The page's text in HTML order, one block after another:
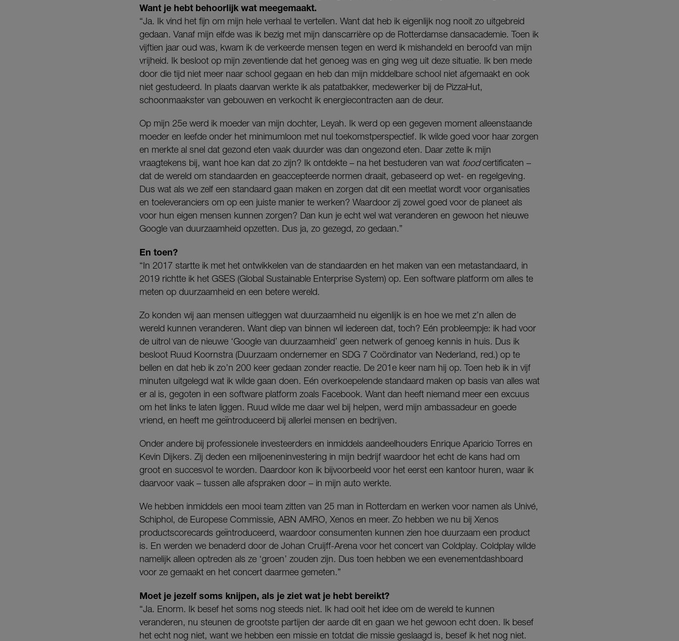
Want je hebt behoorlijk wat meegemaakt.
“Ja. Ik vind het fijn om mijn hele verhaal te vertellen. Want dat heb ik eigenlijk nog nooit zo uitgebreid
gedaan. Vanaf mijn elfde was ik bezig met mijn danscarrière op de Rotterdamse dansacademie. Toen ik
vijftien jaar oud was, kwam ik de verkeerde mensen tegen en werd ik mishandeld en beroofd van mijn
vrijheid. Ik besloot op mijn zeventiende dat het genoeg was en ging weg uit deze situatie. Ik ben mede
door die tijd niet meer naar school gegaan en heb dan mijn middelbare school niet afgemaakt en ook
niet gestudeerd. In plaats daarvan werkte ik als patatbakker, medewerker bij de PizzaHut,
schoonmaakster van gebouwen en verkocht ik energiecontracten aan de deur.
Op mijn 25e werd ik moeder van mijn dochter, Leyah. Ik werd op een gegeven moment alleenstaande
moeder en leefde onder het minimumloon met nul toekomstperspectief. Ik wilde goed voor haar zorgen
en merkte al snel dat gezond eten vaak duurder was dan ongezond eten. Daar zette ik mijn
vraagtekens bij, want hoe kan dat zo zijn? Ik ontdekte – na het bestuderen van wat foodcertificaten –
dat de wereld om standaarden en geaccepteerde normen draait, gebaseerd op wet- en regelgeving.
Dus wat als we zelf een standaard gaan maken en zorgen dat dit een meetlat wordt voor organisaties
en toeleveranciers om op een juiste manier te werken? Waardoor zij zowel goed voor de planeet als
voor hun eigen mensen kunnen zorgen? Dan kun je echt wel wat veranderen en gewoon het nieuwe
Google van duurzaamheid opzetten. Dus ja, zo gezegd, zo gedaan.”
En toen?
“In 2017 startte ik met het ontwikkelen van de standaarden en het maken van een metastandaard, in
2019 richtte ik het GSES (Global Sustainable Enterprise System) op. Een software platform om alles te
meten op duurzaamheid en een betere wereld.
Zo konden wij aan mensen uitleggen wat duurzaamheid nu eigenlijk is en hoe we met z’n allen de
wereld kunnen veranderen. Want diep van binnen wil iedereen dat, toch? Eén probleempje: ik had voor
de uitrol van de nieuwe ‘Google van duurzaamheid’ geen netwerk of genoeg kennis in huis. Dus ik
besloot Ruud Koornstra (Duurzaam ondernemer en SDG 7 Coördinator van Nederland, red.) op te
bellen en dat heb ik zo’n 200 keer gedaan zonder reactie. De 201e keer nam hij op. Toen heb ik in vijf
minuten uitgelegd wat ik wilde gaan doen. Eén overkoepelende standaard maken op basis van alles wat
er al is, gegoten in een software platform zoals Facebook. Want dan heeft niemand meer een excuus
om het links te laten liggen. Ruud wilde me daar wel bij helpen, werd mijn ambassadeur en goede
vriend, en heeft me geïntroduceerd bij allerlei mensen en bedrijven.
Onder andere bij professionele investeerders en inmiddels aandeelhouders Enrique Aparicio Torres en
Kevin Dijkers. Zij deden een miljoeneninvestering in mijn bedrijf waardoor het echt de kans had om
groot en succesvol te worden. Daardoor kon ik bijvoorbeeld voor het eerst een kantoor huren, waar ik
daarvoor vaak – tussen alle afspraken door – in mijn auto werkte.
We hebben inmiddels een mooi team zitten van 25 man in Rotterdam en werken voor namen als Univé,
Schiphol, de Europese Commissie, ABN AMRO, Xenos en meer. Zo hebben we nu bij Xenos
productscorecards geïntroduceerd, waardoor consumenten kunnen zien hoe duurzaam een product
is. En werden we benaderd door de Johan Cruijff-Arena voor het concert van Coldplay. Coldplay wilde
namelijk alleen optreden als ze ‘groen’ zouden zijn. Dus toen hebben we een evenementdashboard
voor ze gemaakt en het concert daarmee gemeten.”
Moet je jezelf soms knijpen, als je ziet wat je hebt bereikt?
“Ja. Enorm. Ik besef het soms nog steeds niet. Ik had ooit het idee om de wereld te kunnen
veranderen, nu steunen de grootste partijen der aarde dit en gaan we het gewoon echt doen. Ik besef
het echt nog niet, want we hebben een missie en totdat die missie geslaagd is, besef ik het nog niet.